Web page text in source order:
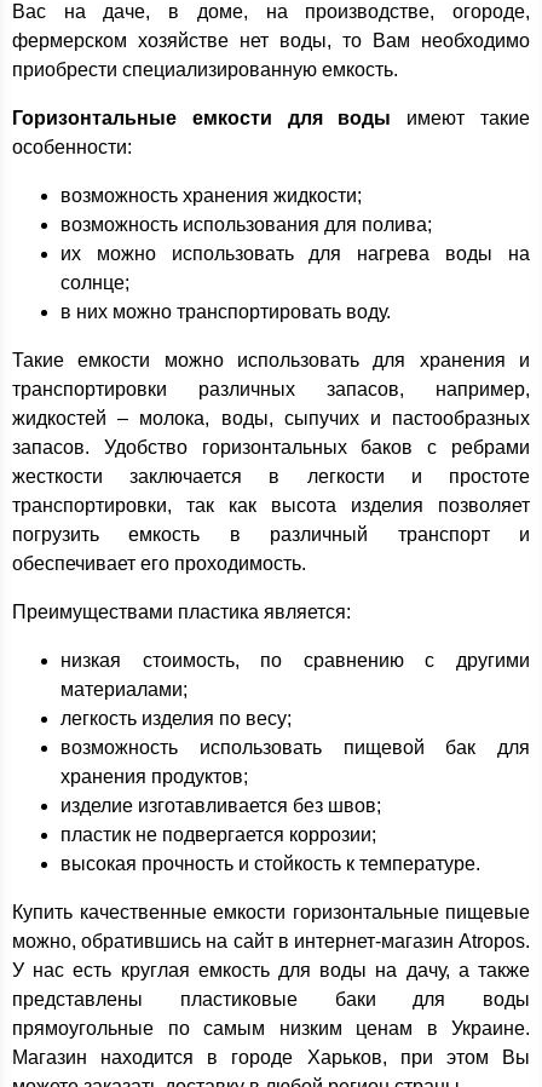
Вас на даче, в доме, на производстве, огороде,
фермерском хозяйстве нет воды, то Вам необходимо
приобрести специализированную емкость.
Горизонтальные емкости для воды имеют такие
особенности:
возможность хранения жидкости;
возможность использования для полива;
их можно использовать для нагрева воды на
солнце;
в них можно транспортировать воду.
Такие емкости можно использовать для хранения и
транспортировки различных запасов, например,
жидкостей – молока, воды, сыпучих и пастообразных
запасов. Удобство горизонтальных баков с ребрами
жесткости заключается в легкости и простоте
транспортировки, так как высота изделия позволяет
погрузить емкость в различный транспорт и
обеспечивает его проходимость.
Преимуществами пластика является:
низкая стоимость, по сравнению с другими
материалами;
легкость изделия по весу;
возможность использовать пищевой бак для
хранения продуктов;
изделие изготавливается без швов;
пластик не подвергается коррозии;
высокая прочность и стойкость к температуре.
Купить качественные емкости горизонтальные пищевые
можно, обратившись на сайт в интернет-магазин Atropos.
У нас есть круглая емкость для воды на дачу, а также
представлены пластиковые баки для воды
прямоугольные по самым низким ценам в Украине.
Магазин находится в городе Харьков, при этом Вы